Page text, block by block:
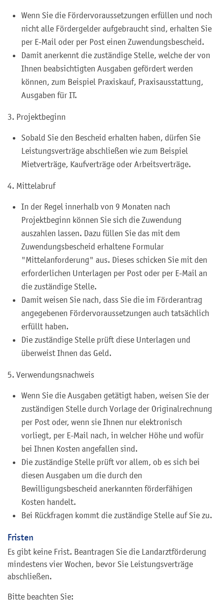
Wenn Sie die Fördervoraussetzungen erfüllen und noch
nicht alle Fördergelder aufgebraucht sind, erhalten Sie
per E-Mail oder per Post einen Zuwendungsbescheid.
Damit anerkennt die zuständige Stelle, welche der von
Ihnen beabsichtigten Ausgaben gefördert werden
können, zum Beispiel Praxiskauf, Praxisausstattung,
Ausgaben für IT.
3. Projektbeginn
Sobald Sie den Bescheid erhalten haben, dürfen Sie
Leistungsverträge abschließen wie zum Beispiel
Mietverträge, Kaufverträge oder Arbeitsverträge.
4. Mittelabruf
In der Regel innerhalb von 9 Monaten nach
Projektbeginn können Sie sich die Zuwendung
auszahlen lassen. Dazu füllen Sie das mit dem
Zuwendungsbescheid erhaltene Formular
"Mittelanforderung" aus. Dieses schicken Sie mit den
erforderlichen Unterlagen per Post oder per E-Mail an
die zuständige Stelle.
Damit weisen Sie nach, dass Sie die im Förderantrag
angegebenen Fördervoraussetzungen auch tatsächlich
erfüllt haben.
Die zuständige Stelle prüft diese Unterlagen und
überweist Ihnen das Geld.
5. Verwendungsnachweis
Wenn Sie die Ausgaben getätigt haben, weisen Sie der
zuständigen Stelle durch Vorlage der Originalrechnung
per Post oder, wenn sie Ihnen nur elektronisch
vorliegt, per E-Mail nach, in welcher Höhe und wofür
bei Ihnen Kosten angefallen sind.
Die zuständige Stelle prüft vor allem, ob es sich bei
diesen Ausgaben um die durch den
Bewilligungsbescheid anerkannten förderfähigen
Kosten handelt.
Bei Rückfragen kommt die zuständige Stelle auf Sie zu.
Fristen
Es gibt keine Frist. Beantragen Sie die Landarztförderung
mindestens vier Wochen, bevor Sie Leistungsverträge
abschließen.
Bitte beachten Sie: